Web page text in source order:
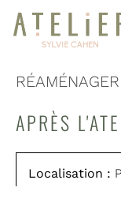
APRÈS
Localisation :